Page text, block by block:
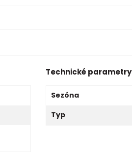
Technické parametry
Sezóna
Typ